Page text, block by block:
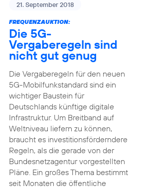
21. September 2018
FREQUENZAUKTION:
Die 5G-
Vergaberegeln sind
nicht gut genug
Die Vergaberegeln für den neuen
5G-Mobilfunkstandard sind ein
wichtiger Baustein für
Deutschlands künftige digitale
Infrastruktur. Um Breitband auf
Weltniveau liefern zu können,
braucht es investitionsförderndere
Regeln, als die gerade von der
Bundesnetzagentur vorgestellten
Pläne. Ein großes Thema bestimmt
seit Monaten die öffentliche